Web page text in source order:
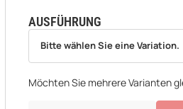
AUSFÜHRUNG
wählen
Bitte wählen Sie eine Variation.
Möchten Sie mehrere Varianten